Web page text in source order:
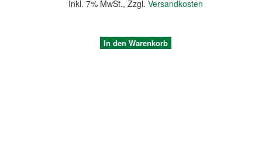
Inkl. 7% MwSt.,Zzgl.Versandkosten
In den Warenkorb